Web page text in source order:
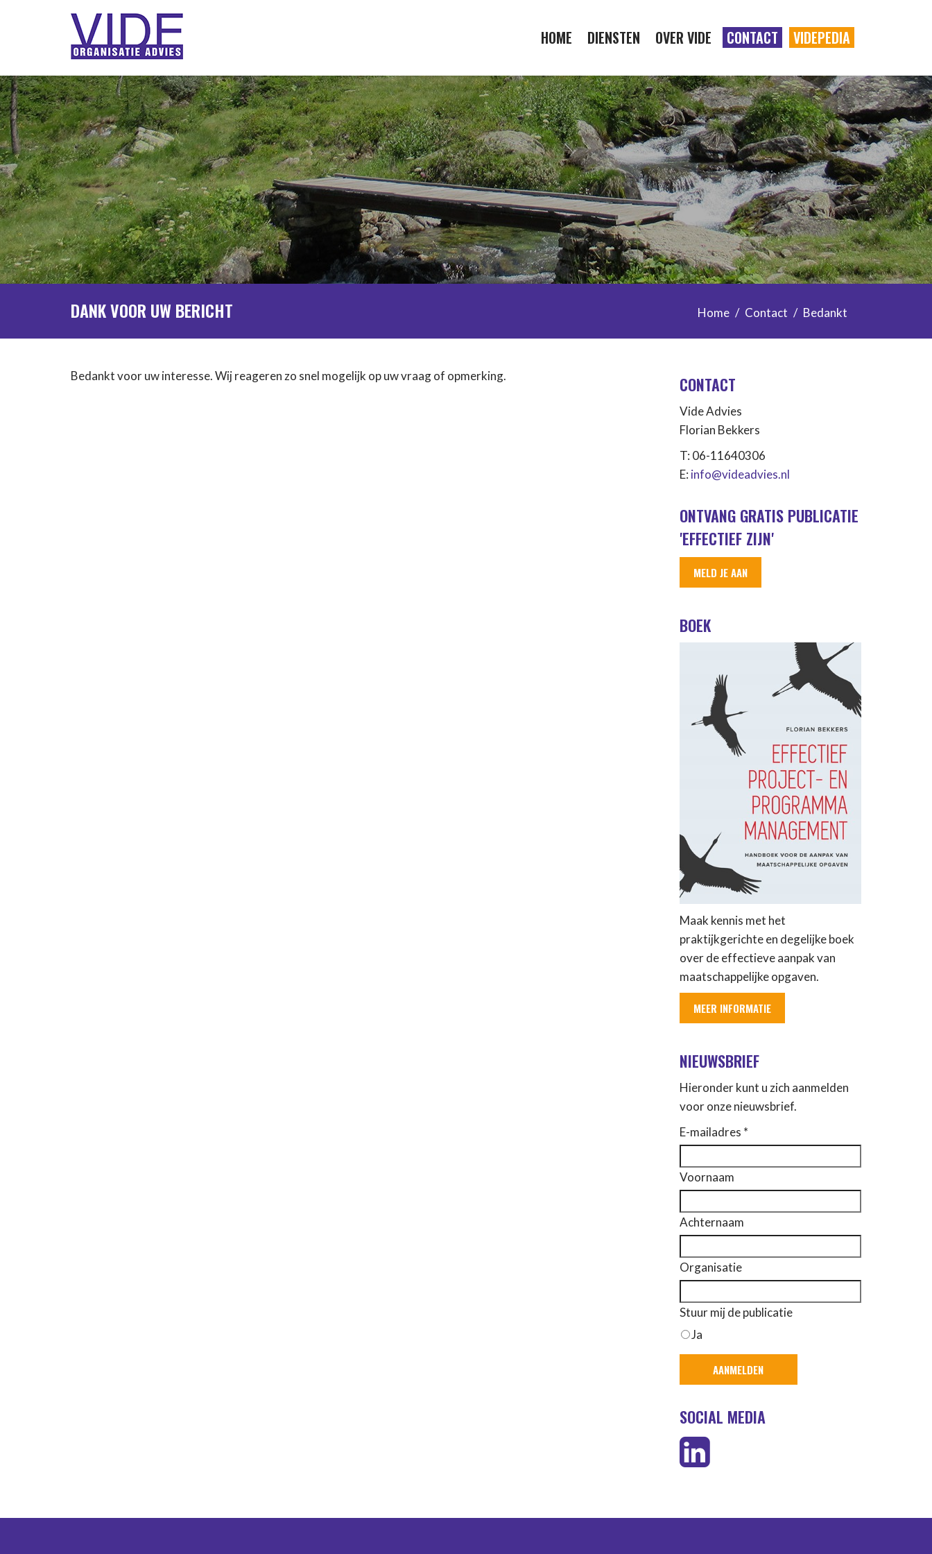
HOME DIENSTEN OVER VIDE CONTACT VIDEPEDIA
DANK VOOR UW BERICHT Home Contact Bedankt
Bedankt voor uw interesse. Wij reageren zo snel mogelijk op uw vraag of opmerking. CONTACT
Vide Advies
Florian Bekkers
T: 06-11640306
E: info@videadvies.nl
ONTVANG GRATIS PUBLICATIE
'EFFECTIEF ZIJN'
MELD JE AAN
BOEK
Maak kennis met het
praktijkgerichte en degelijke boek
over de effectieve aanpak van
maatschappelijke opgaven.
MEER INFORMATIE
NIEUWSBRIEF
Hieronder kunt u zich aanmelden
voor onze nieuwsbrief.
E-mailadres *
Voornaam
Achternaam
Organisatie
Stuur mij de publicatie
Ja
SOCIAL MEDIA